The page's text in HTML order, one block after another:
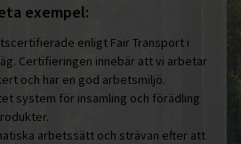
exempel:
enligt Fair Transport i
Certifieringen innebär att vi arbetar
och har en god arbetsmiljö.
system för insamling och förädling
arbetssätt och strävan efter att